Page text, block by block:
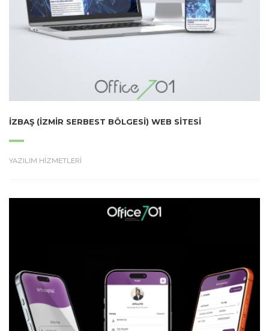
İZBAŞ (İZMIR SERBEST BÖLGESI) WEB SITESI
YAZILIM HİZMETLERİ